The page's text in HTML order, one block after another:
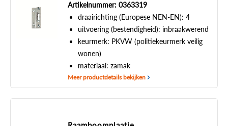
Artikelnummer: 0363319
draairichting (Europese NEN-EN): 4
uitvoering (bestendigheid): inbraakwerend
keurmerk: PKVW (politiekeurmerk veilig
wonen)
materiaal: zamak
Meer productdetails bekijken